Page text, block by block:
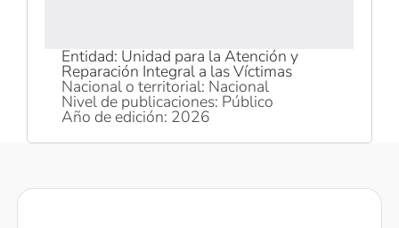
Entidad: Unidad para la Atención y
Reparación Integral a las Víctimas
Nacional o territorial: Nacional
Nivel de publicaciones: Público
Año de edición: 2026